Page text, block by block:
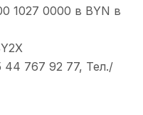
1027 0000 в BYN в
44 767 92 77, Тел./